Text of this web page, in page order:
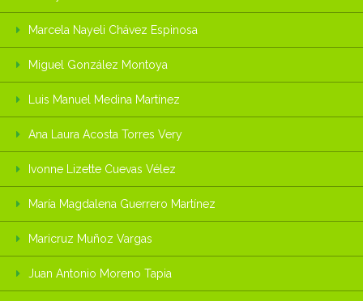
Marcela Nayeli Chávez Espinosa
Miguel González Montoya
Luis Manuel Medina Martínez
Ana Laura Acosta Torres Very
Ivonne Lizette Cuevas Vélez
María Magdalena Guerrero Martínez
Maricruz Muñoz Vargas
Juan Antonio Moreno Tapia